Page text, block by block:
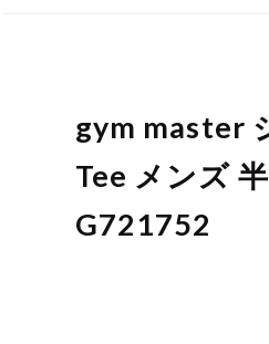
gym master
Tee メンズ
G721752